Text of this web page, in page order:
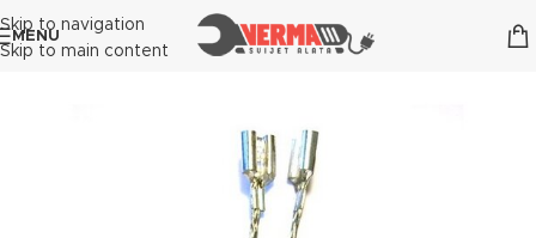
Skip to navigation
Skip to main content
MENU